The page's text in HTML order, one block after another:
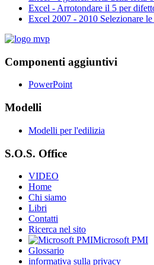
Excel - Arrotondare il 5 per
Excel 2007 - 2010 Selezionare
Componenti aggiuntivi
PowerPoint
Modelli
Modelli per l'edilizia
S.O.S. Office
VIDEO
Home
Chi siamo
Libri
Contatti
Ricerca nel sito
Microsoft PMI
Glossario
informativa sulla privacy